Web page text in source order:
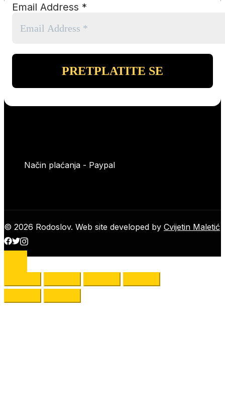
Email Address *
Način plaćanja - Paypal
© 2026 Rodoslov. Web site developed by Cvijetin Maletić